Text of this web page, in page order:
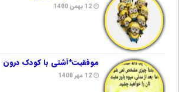
12 بهمن 1400
موفقیت*آشتی با کودک درون
12 مهر 1400